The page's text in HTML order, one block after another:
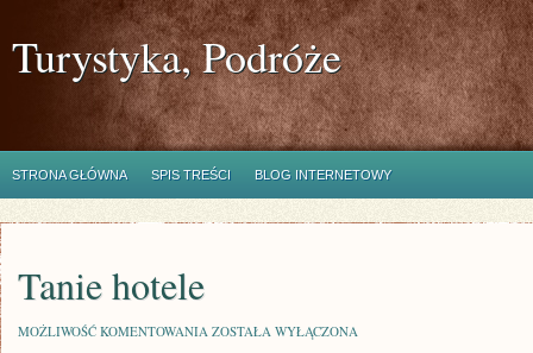
Turystyka, Podróże
STRONA GŁÓWNA SPIS TREŚCI BLOG INTERNETOWY
Tanie hotele
MOŻLIWOŚĆ KOMENTOWANIA TANIE
ZOSTAŁA WYŁĄCZONA